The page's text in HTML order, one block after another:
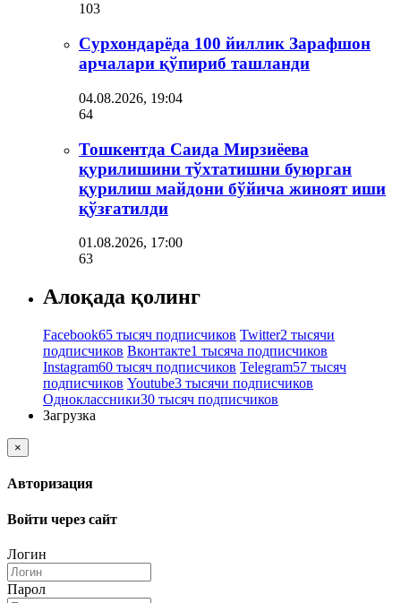
103
Сурхондарёда 100 йиллик Зарафшон
арчалари қўпириб ташланди
04.08.2026, 19:04
64
Тошкентда Саида Мирзиёева
қурилишини тўхтатишни буюрган
қурилиш майдони бўйича жиноят иши
қўзғатилди
01.08.2026, 17:00
63
Алоқада қолинг
Facebook65 тысяч подписчиков Twitter2 тысячи
подписчиков Вконтакте1 тысяча подписчиков
Instagram60 тысяч подписчиков Telegram57 тысяч
подписчиков Youtube3 тысячи подписчиков
Одноклассники30 тысяч подписчиков
Загрузка
×
Авторизация
Войти через сайт
Логин
Парол